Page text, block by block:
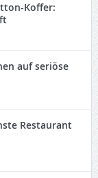
Koffer:
auf seriöse
Restaurant